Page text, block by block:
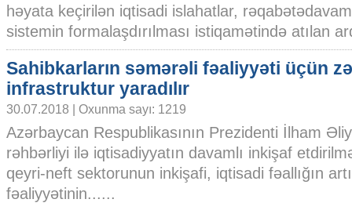
həyata keçirilən iqtisadi islahatlar,
sistemin formalaşdırılması istiqamətində atılan
Sahibkarların səmərəli fəaliyyəti üçün
infrastruktur yaradılır
30.07.2018 | Oxunma sayı: 1219
Azərbaycan Respublikasının Prezidenti İlham
rəhbərliyi ilə iqtisadiyyatın davamlı inkişaf
qeyri-neft sektorunun inkişafi, iqtisadi fəallığın
fəaliyyətinin......